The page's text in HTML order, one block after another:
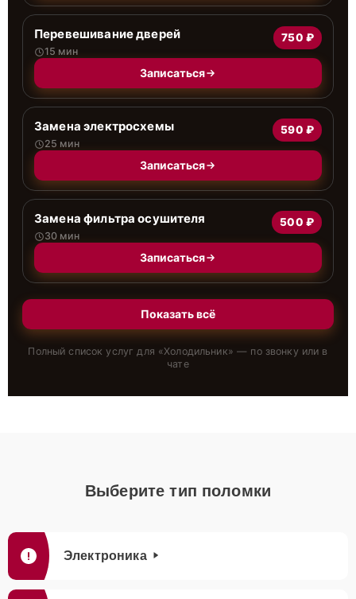
Перевешивание дверей
15 мин
750 ₽
Записаться
Замена электросхемы
25 мин
590 ₽
Записаться
Замена фильтра осушителя
30 мин
500 ₽
Записаться
Показать всё
Полный список услуг для «Холодильник» — по звонку или в
чате
Выберите тип поломки
Электроника